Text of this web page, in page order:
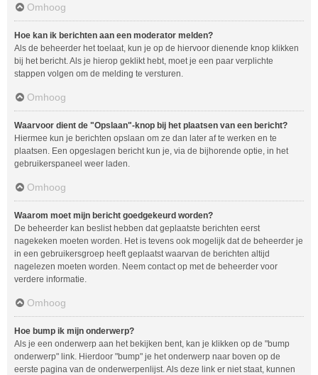
Omhoog
Hoe kan ik berichten aan een moderator melden?
Als de beheerder het toelaat, kun je op de hiervoor dienende knop klikken
bij het bericht. Als je hierop geklikt hebt, moet je een paar verplichte
stappen volgen om de melding te versturen.
Omhoog
Waarvoor dient de "Opslaan"-knop bij het plaatsen van een bericht?
Hiermee kun je berichten opslaan om ze dan later af te werken en te
plaatsen. Een opgeslagen bericht kun je, via de bijhorende optie, in het
gebruikerspaneel weer laden.
Omhoog
Waarom moet mijn bericht goedgekeurd worden?
De beheerder kan beslist hebben dat geplaatste berichten eerst
nagekeken moeten worden. Het is tevens ook mogelijk dat de beheerder je
in een gebruikersgroep heeft geplaatst waarvan de berichten altijd
nagelezen moeten worden. Neem contact op met de beheerder voor
verdere informatie.
Omhoog
Hoe bump ik mijn onderwerp?
Als je een onderwerp aan het bekijken bent, kan je klikken op de "bump
onderwerp" link. Hierdoor "bump" je het onderwerp naar boven op de
eerste pagina van de onderwerpenlijst. Als deze link er niet staat, kunnen